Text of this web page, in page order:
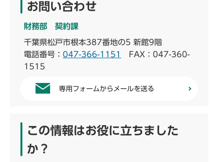
お問い合わせ
財務部 契約課
千葉県松戸市根本387番地の5 新館9階
電話番号： 047-366-1151
FAX：047-360-
1515
専用フォームからメールを送る
この情報はお役に立ちました
か？